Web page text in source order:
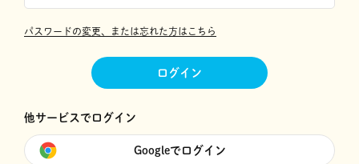
パスワードの変更、または忘れた方はこちら
ログイン
他サービスでログイン
Googleでログイン